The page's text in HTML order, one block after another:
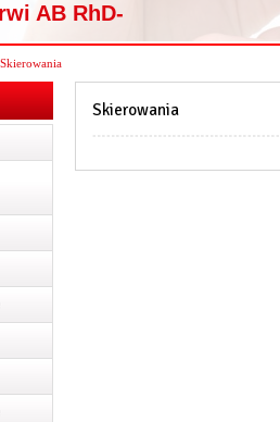
AB RhD-
Skierowania
Skierowania